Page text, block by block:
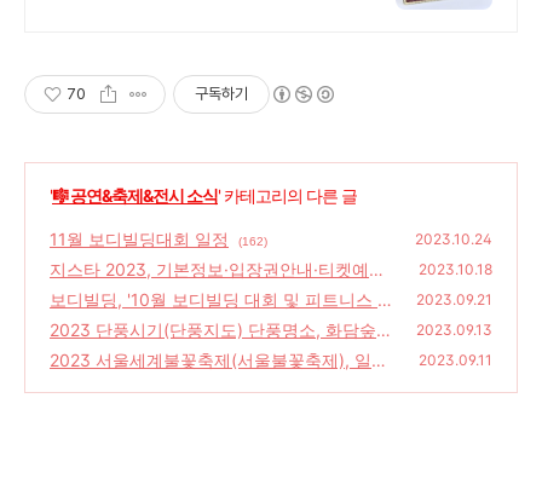
70 구독하기
'🎼 공연&축제&전시 소식' 카테고리의 다른 글
11월 보디빌딩대회 일정 (162) 2023.10.24
지스타 2023, 기본정보·입장권안내·티켓예매·
게임 코스프레 어워즈·전시장안내
(92)
2023.10.18
보디빌딩, '10월 보디빌딩 대회 및 피트니스 대
회'
(157)
2023.09.21
2023 단풍시기(단풍지도) 단풍명소, 화담숲
단풍축제 예약하기
(127)
2023.09.13
2023 서울세계불꽃축제(서울불꽃축제), 일정·
2023.09.11